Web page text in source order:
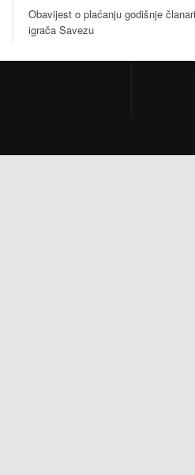
Obavijest o plaćanju godišnje
igrača Savezu
IGRACI.com